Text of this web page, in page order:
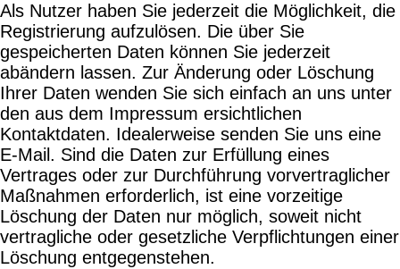
Als Nutzer haben Sie jederzeit die Möglichkeit, die
Registrierung aufzulösen. Die über Sie
gespeicherten Daten können Sie jederzeit
abändern lassen. Zur Änderung oder Löschung
Ihrer Daten wenden Sie sich einfach an uns unter
den aus dem Impressum ersichtlichen
Kontaktdaten. Idealerweise senden Sie uns eine
E-Mail. Sind die Daten zur Erfüllung eines
Vertrages oder zur Durchführung vorvertraglicher
Maßnahmen erforderlich, ist eine vorzeitige
Löschung der Daten nur möglich, soweit nicht
vertragliche oder gesetzliche Verpflichtungen einer
Löschung entgegenstehen.